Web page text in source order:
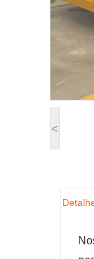
<